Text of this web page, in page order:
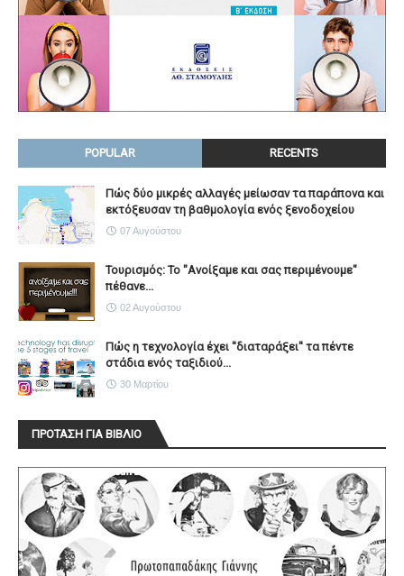
POPULAR RECENTS
Πώς δύο μικρές αλλαγές μείωσαν τα παράπονα και
εκτόξευσαν τη βαθμολογία ενός ξενοδοχείου
07 Αυγούστου
Τουρισμός: Το "Ανοίξαμε και σας περιμένουμε"
πέθανε...
02 Αυγούστου
Πώς η τεχνολογία έχει ''διαταράξει'' τα πέντε
στάδια ενός ταξιδιού...
30 Μαρτίου
ΠΡΟΤΑΣΗ ΓΙΑ ΒΙΒΛΙΟ